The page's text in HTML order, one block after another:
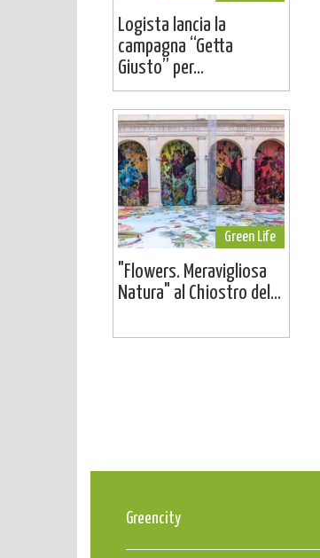
Logista lancia la
campagna “Getta
Giusto” per...
Green Life
"Flowers. Meravigliosa
Natura" al Chiostro del...
Greencity